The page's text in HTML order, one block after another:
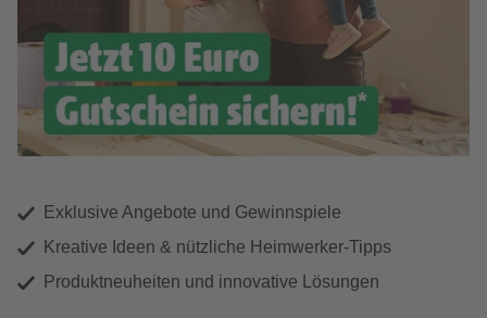
Exklusive Angebote und Gewinnspiele
Kreative Ideen & nützliche Heimwerker-Tipps
Produktneuheiten und innovative Lösungen